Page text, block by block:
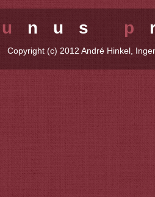
u nus p
Copyright (c) 2012 André Hinkel,